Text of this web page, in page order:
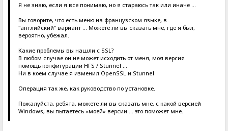
Я не знаю, если я все понимаю, но я стараюсь так или иначе ...
Вы говорите, что есть меню на французском языке, в
"английский" вариант ... Можете ли вы сказать мне, где я был,
вероятно, убежал.
Какие проблемы вы нашли с SSL?
В любом случае он не может исходить от меня, моя версия
помощь конфигурации HFS / Stunnel ...
Ни в коем случае я изменил OpenSSL и Stunnel.
Операция так же, как руководство по установке.
Пожалуйста, ребята, можете ли вы сказать мне, с какой версией
Windows, вы пытаетесь «моей» версии ... это поможет мне.